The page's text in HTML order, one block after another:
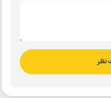
نظر